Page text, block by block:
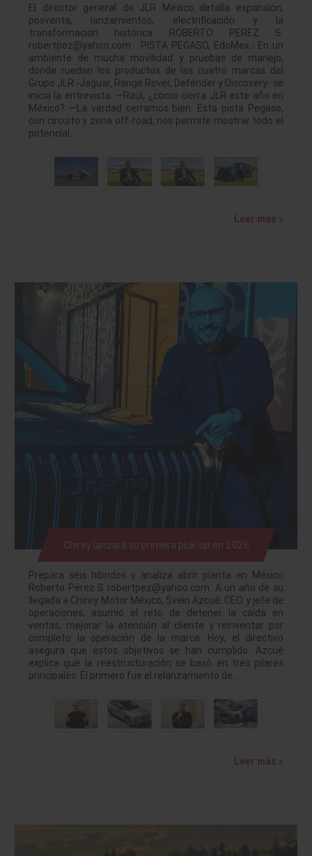
El director general de JLR México detalla expansión,
posventa, lanzamientos, electrificación y la
transformación histórica ROBERTO PEREZ S.
robertpez@yahoo.com PISTA PEGASO, EdoMex.- En un
ambiente de mucha movilidad y pruebas de manejo,
donde ruedan los productos de las cuatro marcas del
Grupo JLR -Jaguar, Range Rover, Defender y Discovery- se
inicia la entrevista. —Raúl, ¿cómo cierra JLR este año en
México? —La verdad cerramos bien. Esta pista Pegaso,
con circuito y zona off-road, nos permite mostrar todo el
potencial…
Leer más »
Chirey lanzará su primera pick-up en 2026
Prepara seis híbridos y analiza abrir planta en México
Roberto Pérez S robertpez@yahoo.com. A un año de su
llegada a Chirey Motor México, Svein Azcué, CEO y jefe de
operaciones, asumió el reto de detener la caída en
ventas, mejorar la atención al cliente y reinventar por
completo la operación de la marca. Hoy, el directivo
asegura que estos objetivos se han cumplido. Azcué
explica que la reestructuración se basó en tres pilares
principales. El primero fue el relanzamiento de…
Leer más »